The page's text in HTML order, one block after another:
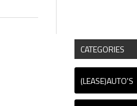
CATEGORIES
(LEASE)AUTO'S